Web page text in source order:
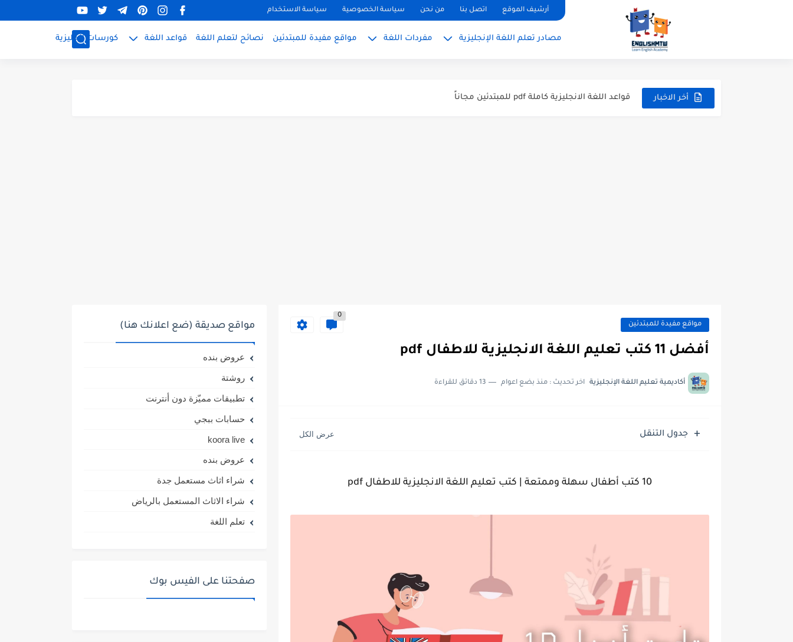
أرشيف الموقع اتصل بنا من نحن سياسة الخصوصية سياسة الاستخدام
مصادر تعلم اللغة الإنجليزية مفردات اللغة مواقع مفيدة للمبتدئين نصائح لتعلم اللغة قواعد اللغة كورسات إنجليزية
أخر الاخبار قواعد اللغة الانجليزية كاملة pdf للمبتدئين مجاناً
مواقع مفيدة للمبتدئين
0
أفضل 11 كتب تعليم اللغة الانجليزية للاطفال pdf
أكاديمية تعليم اللغة الإنجليزية اخر تحديث : منذ بضع اعوام 13 دقائق للقراءة
جدول التنقل
10 كتب أطفال سهلة وممتعة | كتب تعليم اللغة الانجليزية للاطفال pdf
مواقع صديقة (ضع اعلانك هنا)
عروض بنده
روشتة
تطبيقات مميّزة دون أنترنت
حسابات ببجي
koora live
عروض بنده
شراء اثاث مستعمل جدة
شراء الاثاث المستعمل بالرياض
تعلم اللغة
صفحتنا على الفيس بوك